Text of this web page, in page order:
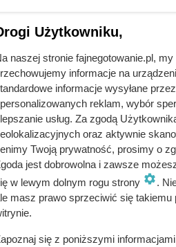
co lepiej sprawdzi się w
w cenie, jakiej nie było od bardzo
i dorosłych w Japonii, a także
japońską na całym świecie.
propozycję na szybki obiad,
Użytkowniku,
naszej stronie fajnegotowanie.pl,
informacje na
informacje wysyłane
reklam, wybór
usług. Za zgodą
oraz aktywnie
Twoją prywatność, prosimy o
jest dobrowolna i zawsze
w lewym dolnym rogu strony
.
masz prawo sprzeciwić się takiemu
się z poniższymi